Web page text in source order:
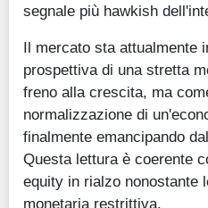
segnale più hawkish
Il mercato sta attualmente
prospettiva di una stretta
freno alla crescita, ma
normalizzazione di
finalmente emancipando
Questa lettura è coerente
equity in rialzo nonostante
monetaria restrittiva.